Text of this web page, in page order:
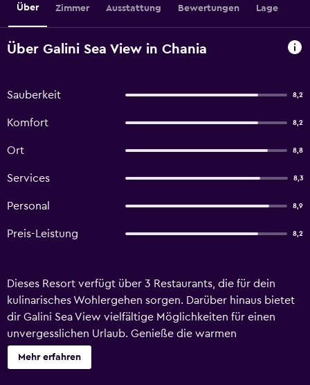
Über Zimmer Ausstattung Bewertungen Lage
Über Galini Sea View in Chania
Sauberkeit 8,2
Komfort 8,2
Ort 8,8
Services 8,3
Personal 8,9
Preis-Leistung 8,2
Dieses Resort verfügt über 3 Restaurants, die für dein
kulinarisches Wohlergehen sorgen. Darüber hinaus bietet
dir Galini Sea View vielfältige Möglichkeiten für einen
unvergesslichen Urlaub. Genieße die warmen
Sonnenstrahlen am Strand oder verwöhne Körper, Geist
und Seele im Wellnessbereich. Galini Sea View besitzt 128
Mehr erfahren